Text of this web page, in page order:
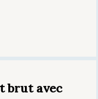
brut avec